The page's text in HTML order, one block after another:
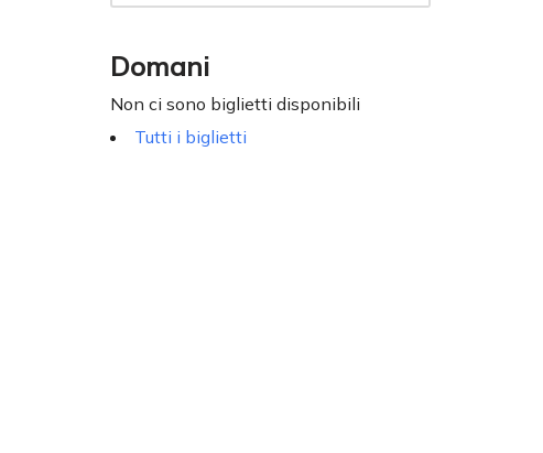
Domani
Non ci sono biglietti disponibili
Tutti i biglietti